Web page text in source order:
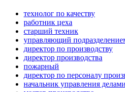
технолог по качеству
работник цеха
старший техник
управляющий
директор по производству
директор производства
пожарный
директор по персоналу
начальник управления делами